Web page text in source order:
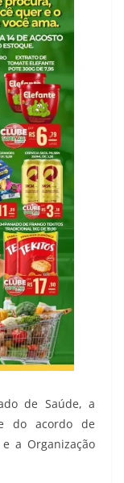
de Saúde, a
do acordo de
a Organização